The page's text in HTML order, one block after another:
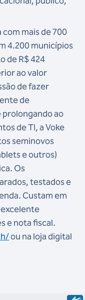
mais de 700
4.200 municípios
de R$ 424
ao valor
de fazer
de
prolongando ao
de TI, a Voke
seminovos
e outros)
Os
testados e
Custam em
e nota fiscal.
ou na loja digital